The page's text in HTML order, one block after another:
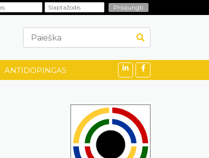
ANTIDOPINGAS